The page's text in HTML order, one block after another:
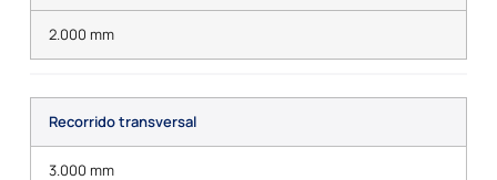
2.000 mm
Recorrido transversal
3.000 mm